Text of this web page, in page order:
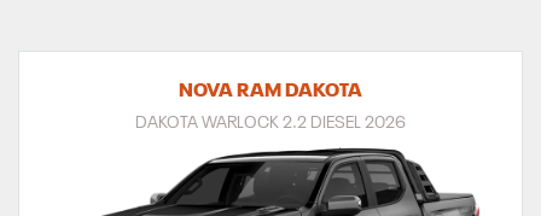
NOVA RAM DAKOTA
DAKOTA WARLOCK 2.2 DIESEL 2026